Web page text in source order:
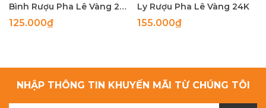
Bình Rượu Pha Lê Vàng 24K
125.000₫
Ly Rượu Pha Lê Vàng 24K
155.000₫
NHẬP THÔNG TIN KHUYẾN MÃI TỪ CHÚNG TÔI